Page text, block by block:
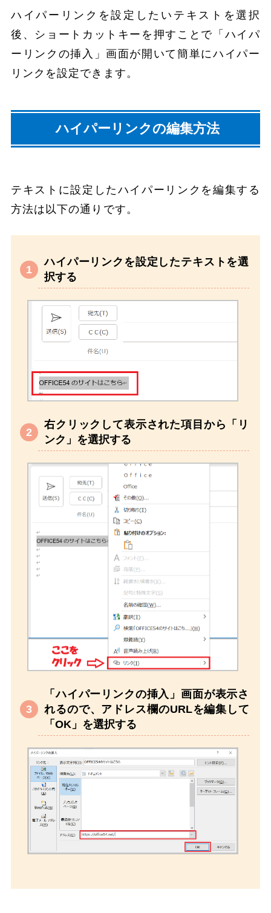
ハイパーリンクを設定したいテキストを選択
後、ショートカットキーを押すことで「ハイパ
ーリンクの挿入」画面が開いて簡単にハイパー
リンクを設定できます。
ハイパーリンクの編集方法
テキストに設定したハイパーリンクを編集する
方法は以下の通りです。
ハイパーリンクを設定したテキストを選
択する
右クリックして表示された項目から「リ
ンク」を選択する
「ハイパーリンクの挿入」画面が表示さ
れるので、アドレス欄のURLを編集して
「OK」を選択する